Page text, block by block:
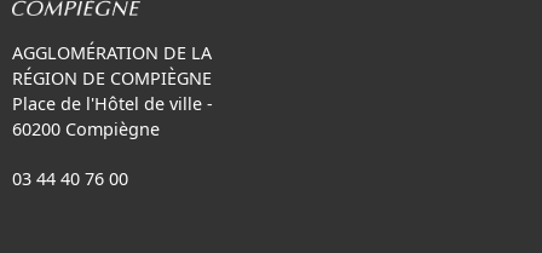
AGGLOMÉRATION DE LA
RÉGION DE COMPIÈGNE
Place de l'Hôtel de ville -
60200 Compiègne
03 44 40 76 00